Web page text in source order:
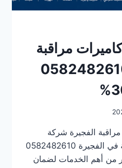
مراقبة
الفجيرة شركة
0582482610
تعتبر من أهم الخدمات لضمان